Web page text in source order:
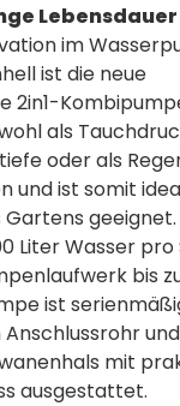
Lebensdauer
im
ist die neue
als
oder als
und ist somit
Gartens
Liter Wasser
bis
ist
mit
ausgestattet.